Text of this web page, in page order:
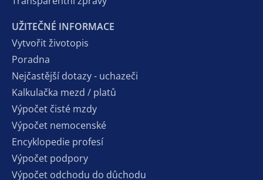
UŽITEČNÉ INFORMACE
Vytvořit životopis
Poradna
Nejčastější dotazy - uchazeči
Kalkulačka mezd / platů
Výpočet čisté mzdy
Výpočet nemocenské
Encyklopedie profesí
Výpočet podpory
Výpočet odchodu do důchodu